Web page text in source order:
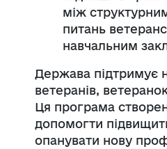
між
питань
навчальним
Держава підтримує
ветеранів,
Ця програма
допомогти
опанувати нову